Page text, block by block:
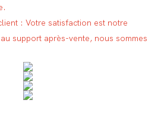
: Votre satisfaction est notre
support après-vente, nous sommes